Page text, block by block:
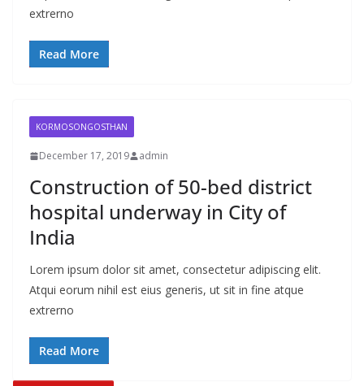
extrerno
Read More
KORMOSONGOSTHAN
December 17, 2019 admin
Construction of 50-bed district
hospital underway in City of
India
Lorem ipsum dolor sit amet, consectetur adipiscing elit.
Atqui eorum nihil est eius generis, ut sit in fine atque
extrerno
Read More